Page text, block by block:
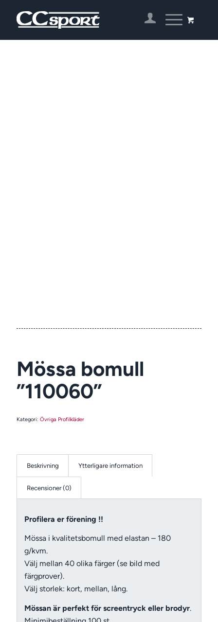
Mössa bomull
”110060”
Kategori: Övriga Profilkläder
Beskrivning Ytterligare information
Recensioner (0)
Profilera er förening !!
Mössa i kvalitetsbomull med elastan – 180
g/kvm.
Välj mellan 40 olika färger (se bild med
färgprover).
Välj storlek: kort, mellan, lång.
Mössan är perfekt för screentryck eller brodyr.